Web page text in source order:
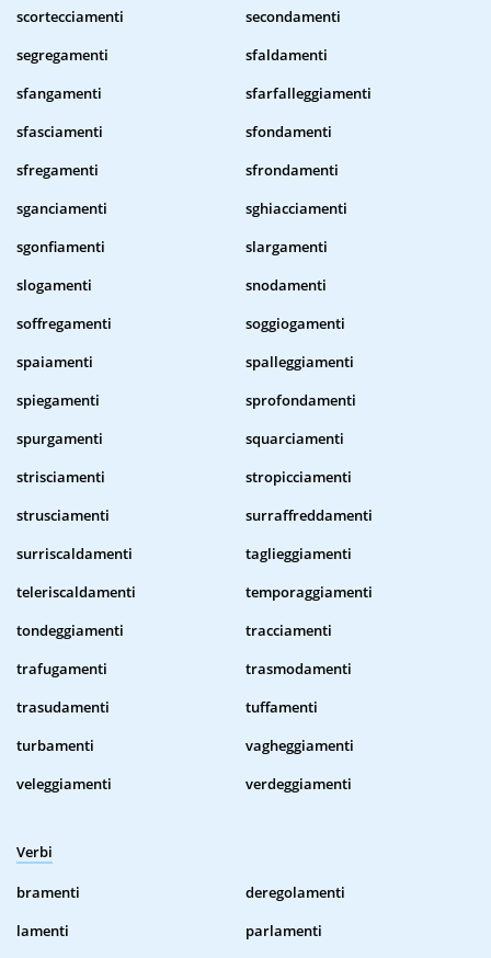
scortecciamenti
secondamenti
segregamenti
sfaldamenti
sfangamenti
sfarfalleggiamenti
sfasciamenti
sfondamenti
sfregamenti
sfrondamenti
sganciamenti
sghiacciamenti
sgonfiamenti
slargamenti
slogamenti
snodamenti
soffregamenti
soggiogamenti
spaiamenti
spalleggiamenti
spiegamenti
sprofondamenti
spurgamenti
squarciamenti
strisciamenti
stropicciamenti
strusciamenti
surraffreddamenti
surriscaldamenti
taglieggiamenti
teleriscaldamenti
temporaggiamenti
tondeggiamenti
tracciamenti
trafugamenti
trasmodamenti
trasudamenti
tuffamenti
turbamenti
vagheggiamenti
veleggiamenti
verdeggiamenti
Verbi
bramenti
deregolamenti
lamenti
parlamenti